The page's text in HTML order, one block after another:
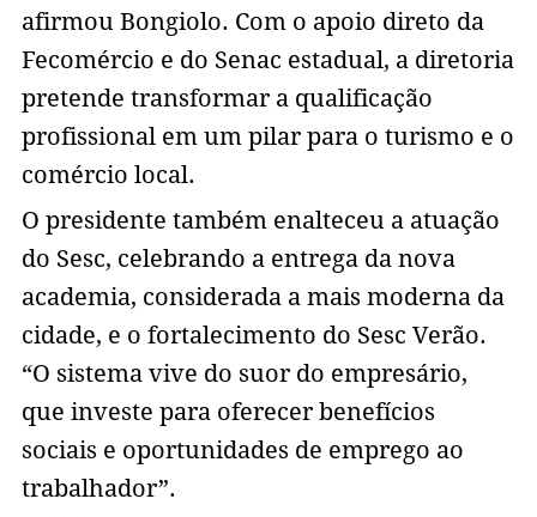
afirmou Bongiolo. Com o apoio direto da
Fecomércio e do Senac estadual, a diretoria
pretende transformar a qualificação
profissional em um pilar para o turismo e o
comércio local.
​O presidente também enalteceu a atuação
do Sesc, celebrando a entrega da nova
academia, considerada a mais moderna da
cidade, e o fortalecimento do Sesc Verão.
“O sistema vive do suor do empresário,
que investe para oferecer benefícios
sociais e oportunidades de emprego ao
trabalhador”.